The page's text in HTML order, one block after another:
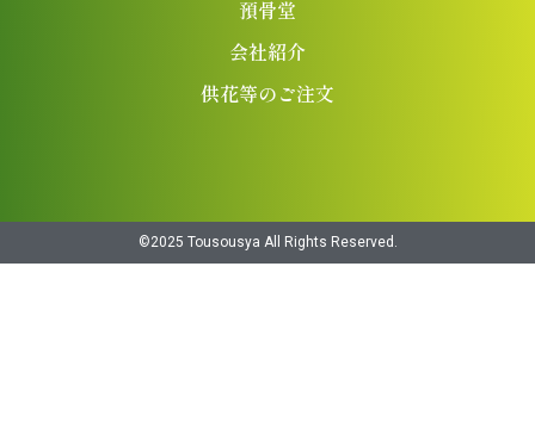
預骨堂
会社紹介
供花等のご注文
©︎2025 Tousousya All Rights Reserved.